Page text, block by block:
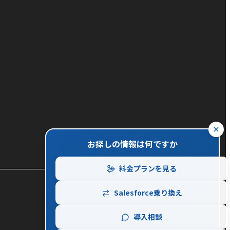
お探しの情報は何ですか
料金プランを見る
Salesforce乗り換え
導入相談
close